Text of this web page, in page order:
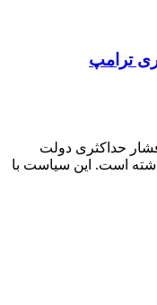
ترامپ
حداکثری دولت
است. این سیاست با